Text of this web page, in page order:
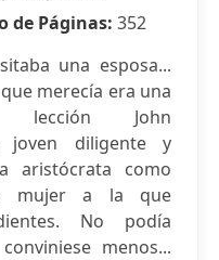
de Páginas: 352
una esposa...
merecía era una
lección John
joven diligente y
aristócrata como
mujer a la que
No podía
menos...